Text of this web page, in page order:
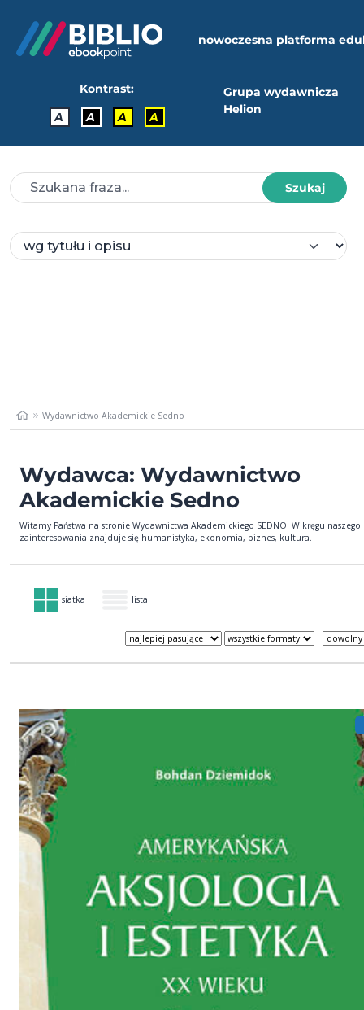
nowoczesna platforma
Kontrast:
A
A A A
Grupa wydawnicza
Helion
Szukaj
Wydawnictwo Akademickie Sedno
Wydawca: Wydawnictwo
Akademickie Sedno
Witamy Państwa na stronie Wydawnictwa Akademickiego SEDNO. W kręgu naszego
zainteresowania znajduje się humanistyka, ekonomia, biznes, kultura.
siatka lista